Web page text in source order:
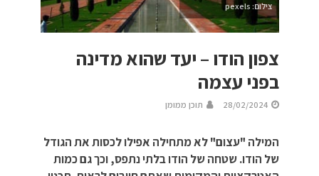
צילום: pexels
צפון הודו – יעד שהוא מדינה
בפני עצמה
28/02/2024 תוכן ממומן
המילה "עצום" לא מתחילה אפילו לכסות את הגודל
של הודו. שטחה של הודו בלתי נתפס, וכך גם כמות